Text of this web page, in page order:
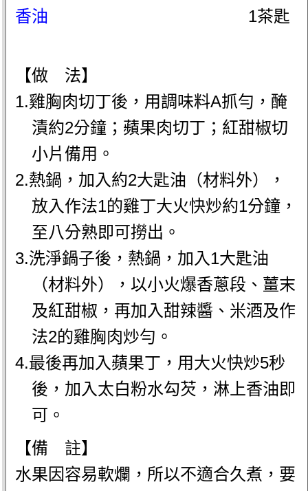
香油
1茶匙
【做 法】
1.雞胸肉切丁後，用調味料A抓勻，醃
漬約2分鐘；蘋果肉切丁；紅甜椒切
小片備用。
2.熱鍋，加入約2大匙油（材料外），
放入作法1的雞丁大火快炒約1分鐘，
至八分熟即可撈出。
3.洗淨鍋子後，熱鍋，加入1大匙油
（材料外），以小火爆香蔥段、薑末
及紅甜椒，再加入甜辣醬、米酒及作
法2的雞胸肉炒勻。
4.最後再加入蘋果丁，用大火快炒5秒
後，加入太白粉水勾芡，淋上香油即
可。
【備 註】
水果因容易軟爛，所以不適合久煮，要